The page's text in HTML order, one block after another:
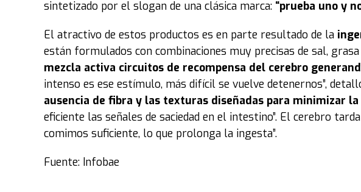
sintetizado por el slogan de una clásica marca: “prueba uno y
El atractivo de estos productos es en parte resultado de la
están formulados con combinaciones muy precisas de sal,
mezcla activa circuitos de recompensa del cerebro
intenso es ese estímulo, más difícil se vuelve detenernos”,
ausencia de fibra y las texturas diseñadas para minimizar
eficiente las señales de saciedad en el intestino”. El cerebro tarda
comimos suficiente, lo que prolonga la ingesta”.
Fuente: Infobae